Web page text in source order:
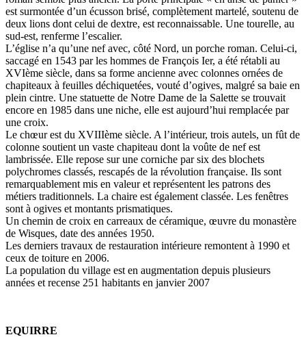
est surmontée d’un écusson brisé, complètement martelé, soutenu de
deux lions dont celui de dextre, est reconnaissable. Une tourelle, au
sud-est, renferme l’escalier.
L’église n’a qu’une nef avec, côté Nord, un porche roman. Celui-ci,
saccagé en 1543 par les hommes de François Ier, a été rétabli au
XVIème siècle, dans sa forme ancienne avec colonnes ornées de
chapiteaux à feuilles déchiquetées, vouté d’ogives, malgré sa baie en
plein cintre. Une statuette de Notre Dame de la Salette se trouvait
encore en 1985 dans une niche, elle est aujourd’hui remplacée par
une croix.
Le chœur est du XVIIIème siècle. A l’intérieur, trois autels, un fût de
colonne soutient un vaste chapiteau dont la voûte de nef est
lambrissée. Elle repose sur une corniche par six des blochets
polychromes classés, rescapés de la révolution française. Ils sont
remarquablement mis en valeur et représentent les patrons des
métiers traditionnels. La chaire est également classée. Les fenêtres
sont à ogives et montants prismatiques.
Un chemin de croix en carreaux de céramique, œuvre du monastère
de Wisques, date des années 1950.
Les derniers travaux de restauration intérieure remontent à 1990 et
ceux de toiture en 2006.
La population du village est en augmentation depuis plusieurs
années et recense 251 habitants en janvier 2007
EQUIRRE